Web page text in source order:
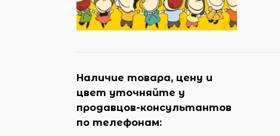
Наличие товара, цену и
цвет уточняйте у
продавцов-консультантов
по телефонам: